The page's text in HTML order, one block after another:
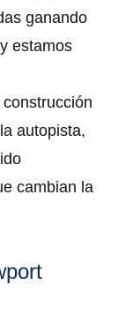
ganando
estamos
autopista,
cambian la